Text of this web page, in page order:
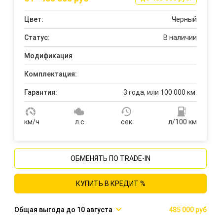
Цвет: Черный
Статус: В наличии
Модификация
Комплектация:
Гарантия: 3 года, или 100 000 км.
км/ч л.с. сек. л/100 км
КУПИТЬ В КРЕДИТ %
ОБМЕНЯТЬ ПО TRADE-IN
10 августа 485 000 руб